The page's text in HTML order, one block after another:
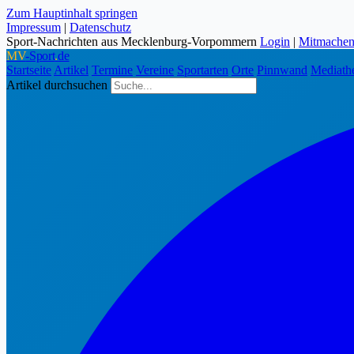
Zum Hauptinhalt springen
Impressum | Datenschutz
Sport-Nachrichten aus Mecklenburg-Vorpommern Login | Mitmachen
MV-Sport.de
Startseite Artikel Termine Vereine Sportarten Orte Pinnwand
Artikel durchsuchen